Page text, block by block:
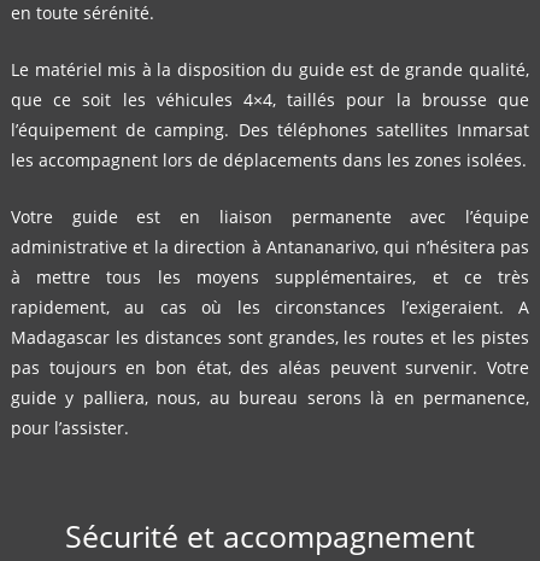
en toute sérénité.
Le matériel mis à la disposition du guide est de grande qualité,
que ce soit les véhicules 4×4, taillés pour la brousse que
l’équipement de camping. Des téléphones satellites Inmarsat
les accompagnent lors de déplacements dans les zones isolées.
Votre guide est en liaison permanente avec l’équipe
administrative et la direction à Antananarivo, qui n’hésitera pas
à mettre tous les moyens supplémentaires, et ce très
rapidement, au cas où les circonstances l’exigeraient. A
Madagascar les distances sont grandes, les routes et les pistes
pas toujours en bon état, des aléas peuvent survenir. Votre
guide y palliera, nous, au bureau serons là en permanence,
pour l’assister.
Sécurité et accompagnement